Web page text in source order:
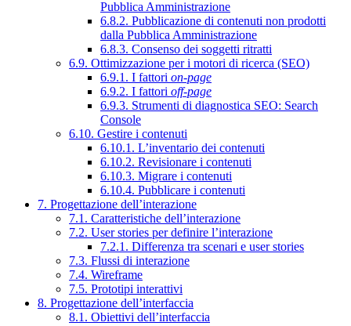
Pubblica Amministrazione
6.8.2. Pubblicazione di contenuti non prodotti
dalla Pubblica Amministrazione
6.8.3. Consenso dei soggetti ritratti
6.9. Ottimizzazione per i motori di ricerca (SEO)
6.9.1. I fattori on-page
6.9.2. I fattori off-page
6.9.3. Strumenti di diagnostica SEO: Search
Console
6.10. Gestire i contenuti
6.10.1. L’inventario dei contenuti
6.10.2. Revisionare i contenuti
6.10.3. Migrare i contenuti
6.10.4. Pubblicare i contenuti
7. Progettazione dell’interazione
7.1. Caratteristiche dell’interazione
7.2. User stories per definire l’interazione
7.2.1. Differenza tra scenari e user stories
7.3. Flussi di interazione
7.4. Wireframe
7.5. Prototipi interattivi
8. Progettazione dell’interfaccia
8.1. Obiettivi dell’interfaccia